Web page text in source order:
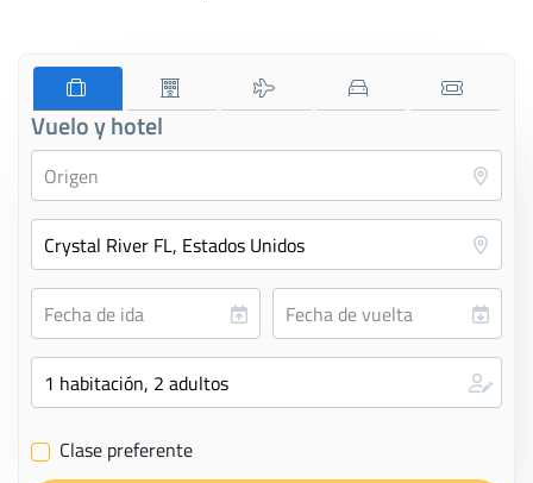
Vuelo y hotel
✔ Clase preferente